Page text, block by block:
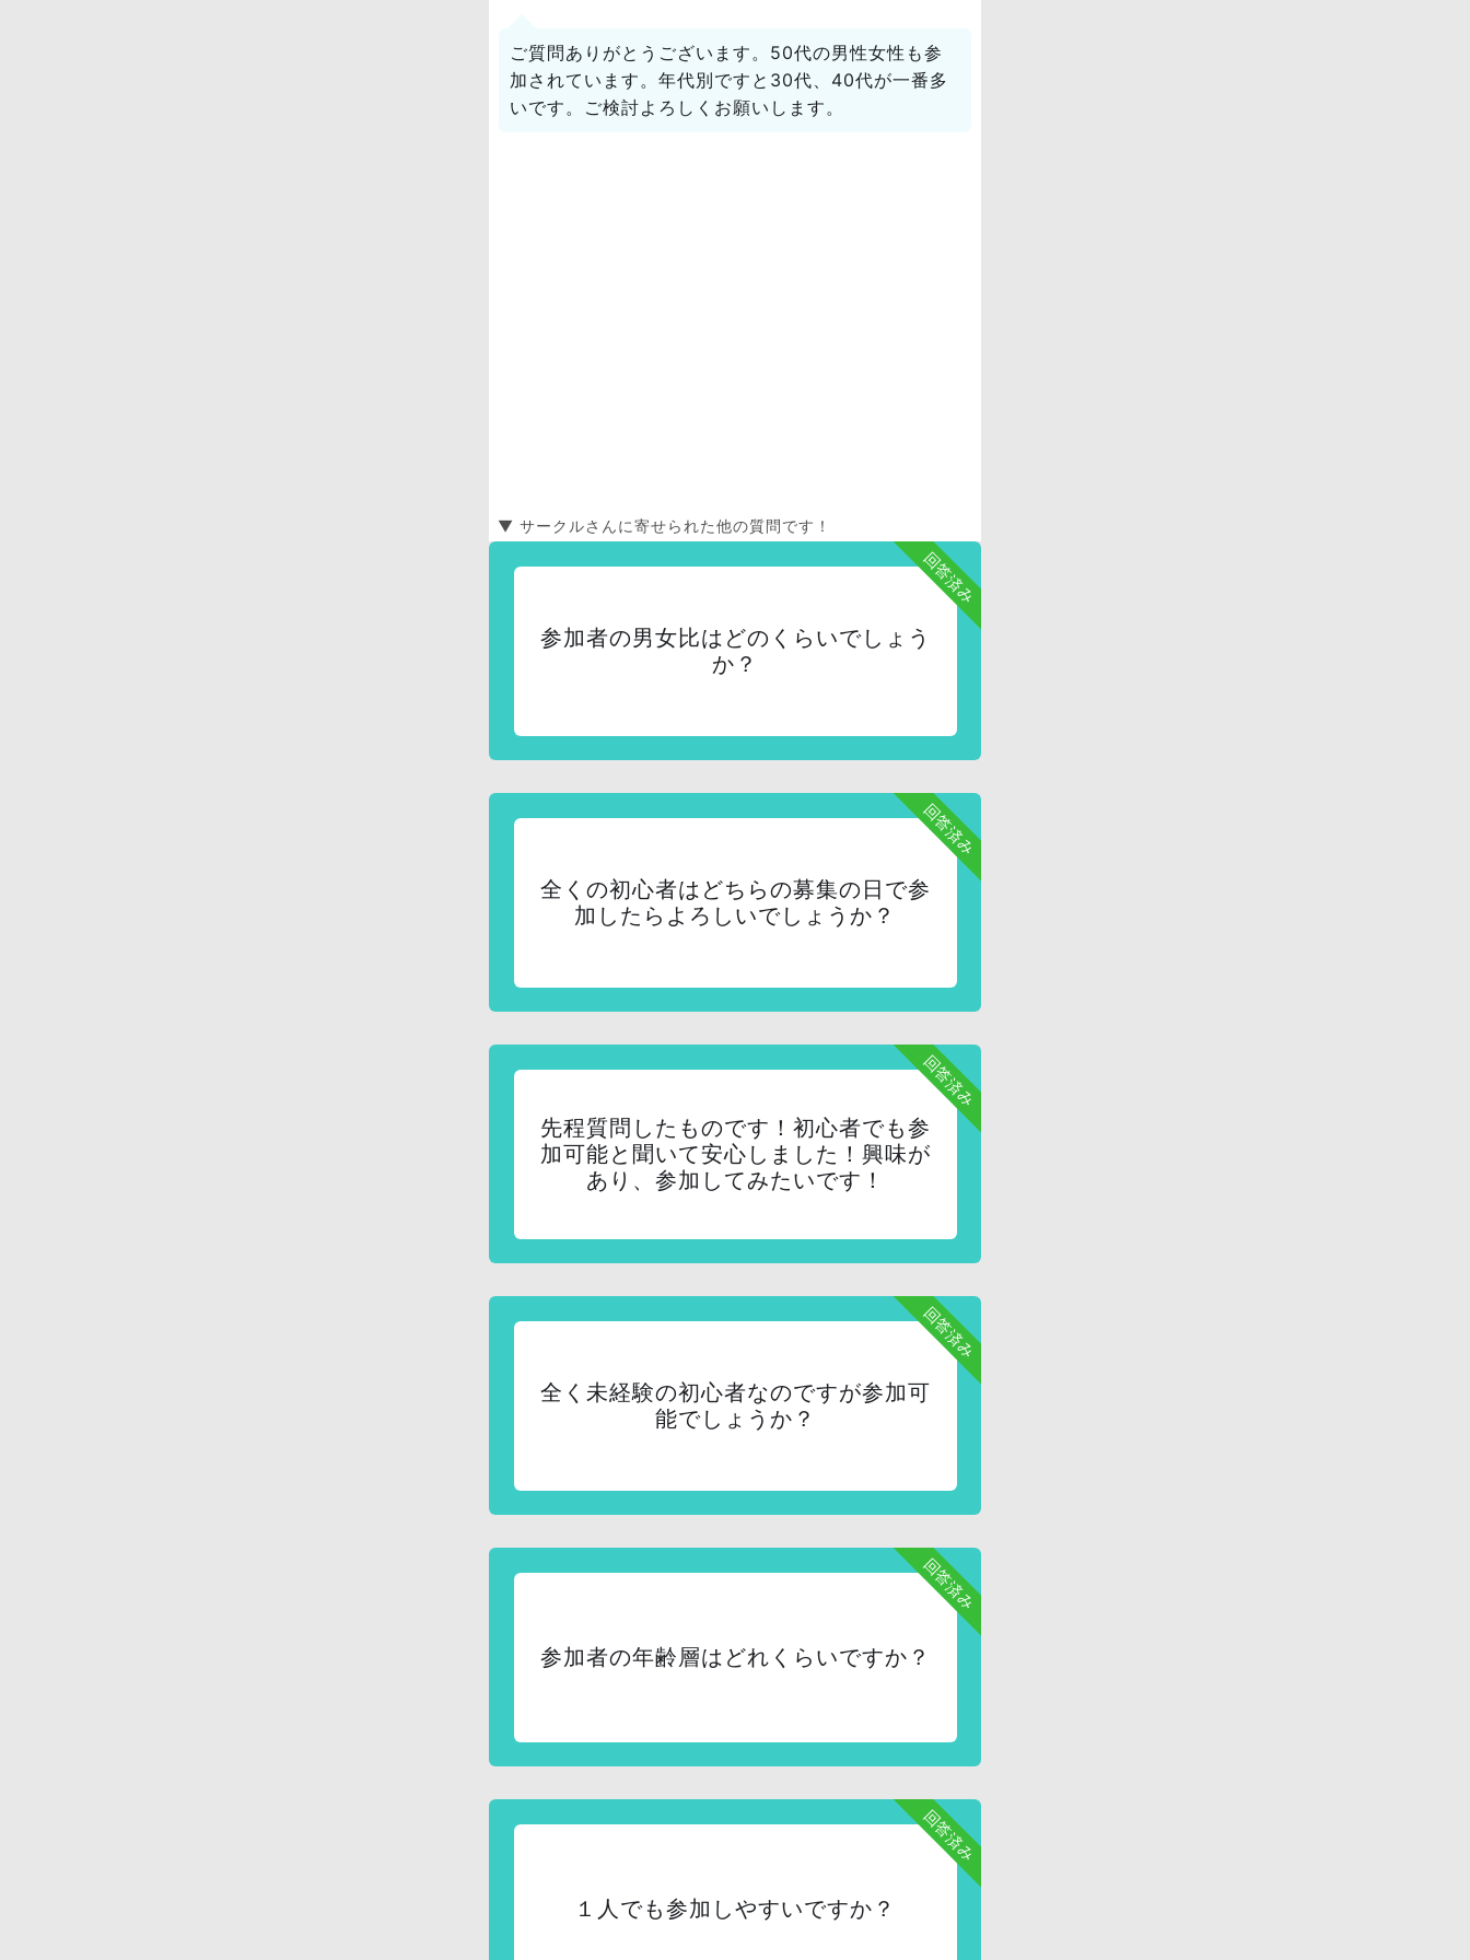
ご質問ありがとうございます。50代の男性女性も参
加されています。年代別ですと30代、40代が一番多
いです。ご検討よろしくお願いします。
▼ サークルさんに寄せられた他の質問です！
回答済み
参加者の男女比はどのくらいでしょう
か？
回答済み
全くの初心者はどちらの募集の日で参
加したらよろしいでしょうか？
回答済み
先程質問したものです！初心者でも参
加可能と聞いて安心しました！興味が
あり、参加してみたいです！
回答済み
全く未経験の初心者なのですが参加可
能でしょうか？
回答済み
参加者の年齢層はどれくらいですか？
回答済み
１人でも参加しやすいですか？